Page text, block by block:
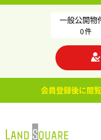
一般公開物
0件
会員登録後に閲